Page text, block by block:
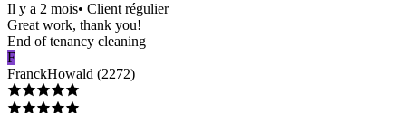
Il y a 2 mois• Client régulier
Great work, thank you!
End of tenancy cleaning
F
FranckHowald (2272)